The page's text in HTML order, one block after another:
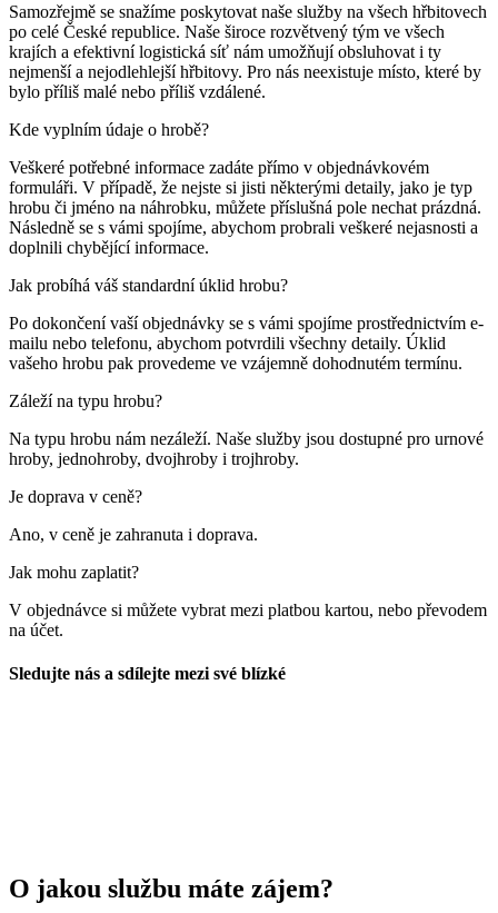
Samozřejmě se snažíme poskytovat naše služby na všech hřbitovech
po celé České republice. Naše široce rozvětvený tým ve všech
krajích a efektivní logistická síť nám umožňují obsluhovat i ty
nejmenší a nejodlehlejší hřbitovy. Pro nás neexistuje místo, které by
bylo příliš malé nebo příliš vzdálené.
Kde vyplním údaje o hrobě?
Veškeré potřebné informace zadáte přímo v objednávkovém
formuláři. V případě, že nejste si jisti některými detaily, jako je typ
hrobu či jméno na náhrobku, můžete příslušná pole nechat prázdná.
Následně se s vámi spojíme, abychom probrali veškeré nejasnosti a
doplnili chybějící informace.
Jak probíhá váš standardní úklid hrobu?
Po dokončení vaší objednávky se s vámi spojíme prostřednictvím e-
mailu nebo telefonu, abychom potvrdili všechny detaily. Úklid
vašeho hrobu pak provedeme ve vzájemně dohodnutém termínu.
Záleží na typu hrobu?
Na typu hrobu nám nezáleží. Naše služby jsou dostupné pro urnové
hroby, jednohroby, dvojhroby i trojhroby.
Je doprava v ceně?
Ano, v ceně je zahranuta i doprava.
Jak mohu zaplatit?
V objednávce si můžete vybrat mezi platbou kartou, nebo převodem
na účet.
Sledujte nás a sdílejte mezi své blízké
O jakou službu máte zájem?